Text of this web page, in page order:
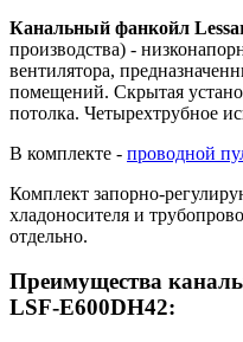
Канальный фанкойл
производства) -
вентилятора,
помещений. Скрытая
потолка. Четырехтрубное
В комплекте - проводной
Комплект запорно-
хладоносителя и
отдельно.
Преимущества
LSF-E600DH42: